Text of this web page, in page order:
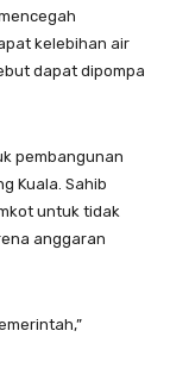
kelebihan air
dapat dipompa
pembangunan
Kuala. Sahib
untuk tidak
anggaran